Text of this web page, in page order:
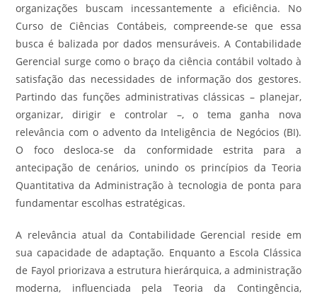
organizações buscam incessantemente a eficiência. No
Curso de Ciências Contábeis, compreende-se que essa
busca é balizada por dados mensuráveis. A Contabilidade
Gerencial surge como o braço da ciência contábil voltado à
satisfação das necessidades de informação dos gestores.
Partindo das funções administrativas clássicas – planejar,
organizar, dirigir e controlar –, o tema ganha nova
relevância com o advento da Inteligência de Negócios (BI).
O foco desloca-se da conformidade estrita para a
antecipação de cenários, unindo os princípios da Teoria
Quantitativa da Administração à tecnologia de ponta para
fundamentar escolhas estratégicas.
A relevância atual da Contabilidade Gerencial reside em
sua capacidade de adaptação. Enquanto a Escola Clássica
de Fayol priorizava a estrutura hierárquica, a administração
moderna, influenciada pela Teoria da Contingência,